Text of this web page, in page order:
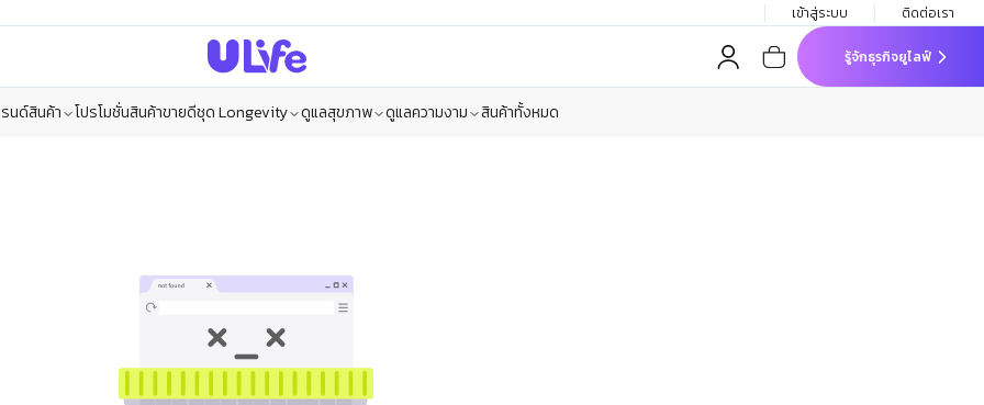
เข้าสู่ระบบ ติดต่อเรา
รู้จักธุรกิจยูไลฟ์
นด์สินค้า โปรโมชั่นสินค้าขายดีชุด Longevity ดูแลสุขภาพ ดูแลความงาม สินค้าทั้งหมด